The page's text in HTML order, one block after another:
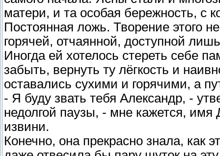
матери, и та особая бережность, с
Постоянная ложь. Творение этого
горячей, отчаянной, доступной
Иногда ей хотелось стереть себе
забыть, вернуть ту лёгкость и
оставались сухими и горячими, а
- Я буду звать тебя Александр, -
недолгой паузы, - мне кажется,
извини.
Конечно, она прекрасно знала, как